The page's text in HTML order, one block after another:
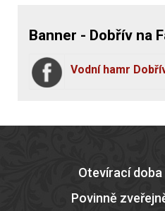
Banner - Dobřív na
Vodní hamr
Otevírací doba
Povinně